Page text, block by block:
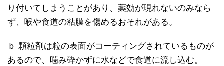
り付いてしまうことがあり、薬効が現れないのみなら
ず、喉や食道の粘膜を傷めるおそれがある。
ｂ 顆粒剤は粒の表面がコーティングされているものが
あるので、噛み砕かずに水などで食道に流し込む。